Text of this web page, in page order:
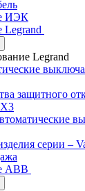
ИЭК
Legrand
Legrand
защитного
серии –
АВВ